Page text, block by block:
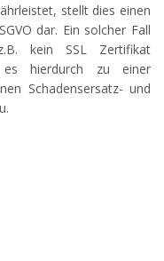
stellt dies einen
dar. Ein solcher Fall
kein SSL Zertifikat
hierdurch zu einer
Schadensersatz- und